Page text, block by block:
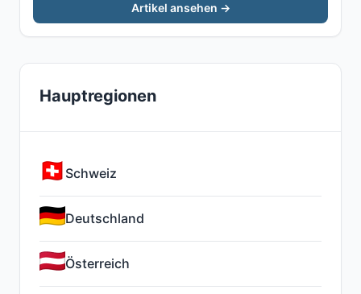
Artikel ansehen →
Hauptregionen
Schweiz
Deutschland
Österreich